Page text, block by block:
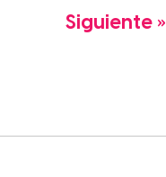
Siguiente »